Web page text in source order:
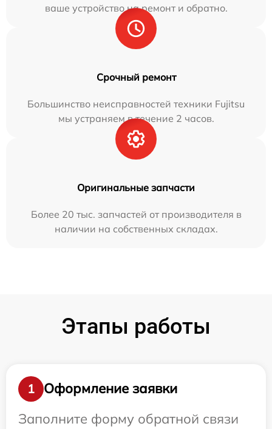
ваше устройство на ремонт и обратно.
Срочный ремонт
Большинство неисправностей техники Fujitsu
мы устраняем в течение 2 часов.
Оригинальные запчасти
Более 20 тыс. запчастей от производителя в
наличии на собственных складах.
Этапы работы
1
Оформление заявки
Заполните форму обратной связи